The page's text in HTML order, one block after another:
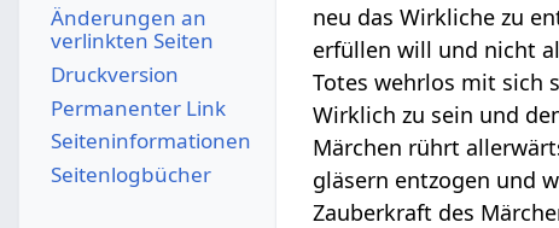
neu das Wirkliche zu
erfüllen will und nicht
Totes wehrlos mit sich
Wirklich zu sein und
Märchen rührt
gläsern entzogen und
Zauberkraft des
Änderungen an
verlinkten Seiten
Druckversion
Permanenter Link
Seiten­­informationen
Seitenlogbücher